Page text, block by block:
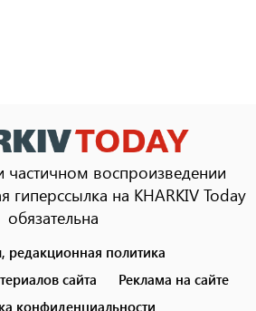
воспроизведении
гиперссылка на KHARKIV Today
обязательна
редакционная политика
сайта
Реклама на сайте
конфиденциальности